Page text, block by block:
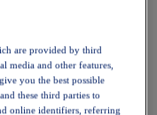
are provided by third
media and other features,
you the best possible
these third parties to
online identifiers, referring